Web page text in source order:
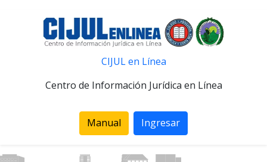
CIJUL en Línea
Centro de Información Jurídica en Línea
Manual Ingresar